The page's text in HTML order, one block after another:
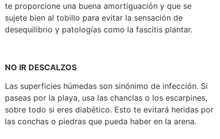
te proporcione una buena amortiguación y que se
sujete bien al tobillo para evitar la sensación de
desequilibrio y patologías como la fascitis plantar.
NO IR DESCALZOS
Las superficies húmedas son sinónimo de infección. Si
paseas por la playa, usa las chanclas o los escarpines,
sobre todo si eres diabético. Esto te evitará heridas por
las conchas o piedras que pueda haber en la arena.